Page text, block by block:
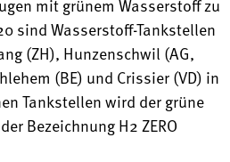
sind Wasserstoff-Tankstellen
(ZH), Hunzenschwil (AG,
(BE) und Crissier (VD) in
Tankstellen wird der grüne
Bezeichnung H2 ZERO